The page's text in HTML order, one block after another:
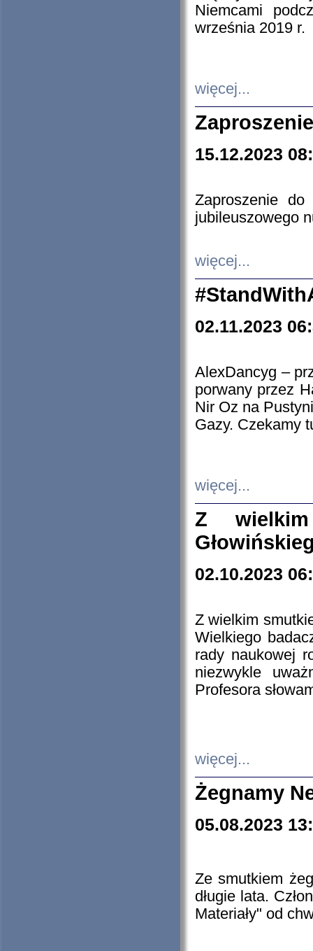
Niemcami
września 2019 r.
więcej...
15.12.2023
Zaproszenie do
jubileuszowego
więcej...
02.11.2023
AlexDancyg –
porwany przez
Nir Oz na
Gazy. Czekamy
więcej...
Z
02.10.2023
Z wielkim
Wielkiego
rady naukowej
niezwykle
Profesora
więcej...
Żegnamy
05.08.2023
Ze smutkiem
długie lata.
Materiały" od